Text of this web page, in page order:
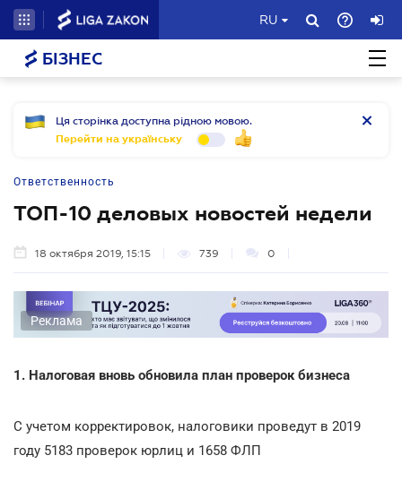
RU
БІЗНЕС
Ця сторінка доступна рідною мовою.
Перейти на українську
Ответственность
ТОП-10 деловых новостей недели
18 октября 2019, 15:15 739 0
Реклама
1. Налоговая вновь обновила план проверок бизнеса
С учетом корректировок, налоговики проведут в 2019
году 5183 проверок юрлиц и 1658 ФЛП